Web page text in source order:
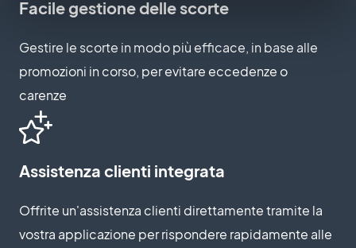
Facile gestione delle scorte
Gestire le scorte in modo più efficace, in base alle
promozioni in corso, per evitare eccedenze o
carenze
Assistenza clienti integrata
Offrite un'assistenza clienti direttamente tramite la
vostra applicazione per rispondere rapidamente alle